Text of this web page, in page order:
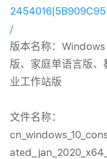
/
版本名称：
版、家庭单语言版
业工作站版
文件名称：